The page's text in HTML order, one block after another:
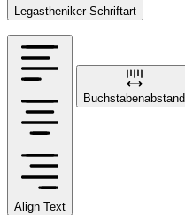
Legastheniker-Schriftart
Align Text
Buchstabenabstand